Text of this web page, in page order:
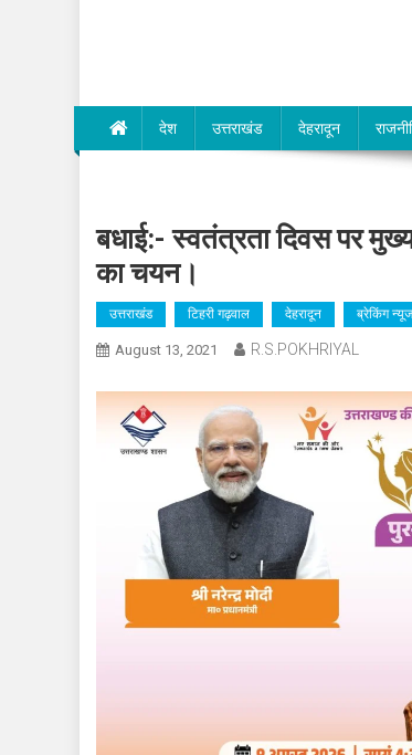
देश उत्तराखंड देहरादून
बधाई:- स्वतंत्रता दिवस पर
का चयन।
उत्तराखंड टिहरी गढ़वाल देहरादून ब्रेकिंग न्यूज
August 13, 2021 R.S.POKHRIYAL